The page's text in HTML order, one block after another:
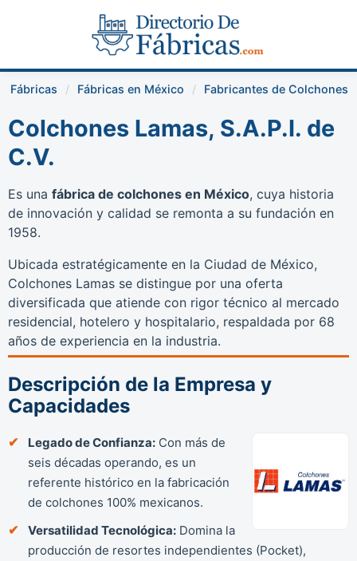
Fábricas Fábricas en México Fabricantes de Colchones
Colchones Lamas, S.A.P.I. de
C.V.
Es una fábrica de colchones en México, cuya historia
de innovación y calidad se remonta a su fundación en
1958.
Ubicada estratégicamente en la Ciudad de México,
Colchones Lamas se distingue por una oferta
diversificada que atiende con rigor técnico al mercado
residencial, hotelero y hospitalario, respaldada por 68
años de experiencia en la industria.
Descripción de la Empresa y
Capacidades
Legado de Confianza: Con más de
seis décadas operando, es un
referente histórico en la fabricación
de colchones 100% mexicanos.
Versatilidad Tecnológica: Domina la
producción de resortes independientes (Pocket),